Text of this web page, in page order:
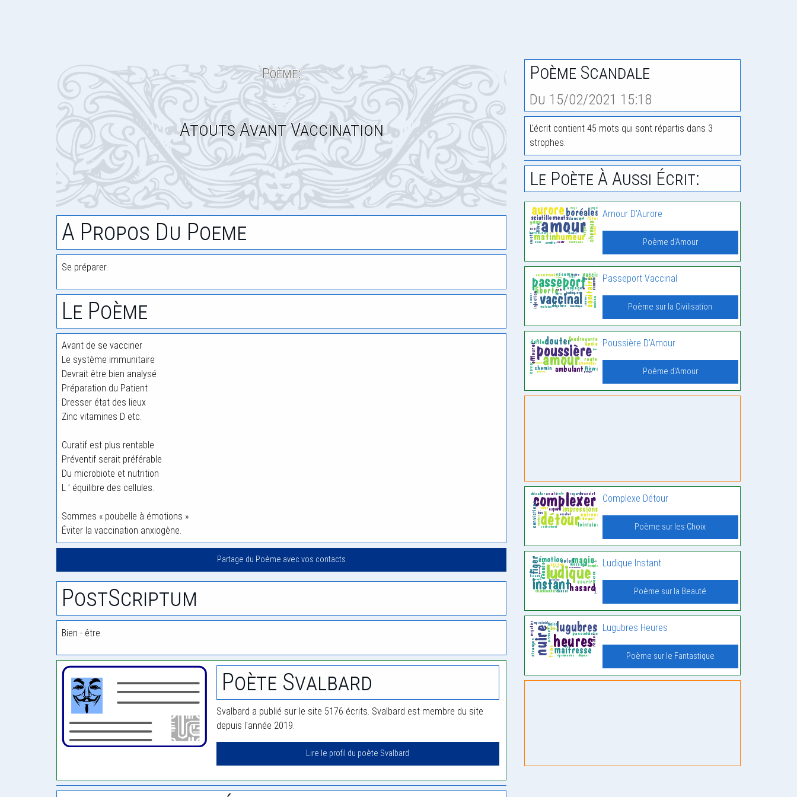
Poème:
Atouts Avant Vaccination
A Propos Du Poeme
Se préparer.
Le Poème
Avant de se vacciner
Le système immunitaire
Devrait être bien analysé
Préparation du Patient
Dresser état des lieux
Zinc vitamines D etc.
Curatif est plus rentable
Préventif serait préférable
Du microbiote et nutrition
L ’ équilibre des cellules.
Sommes « poubelle à émotions »
Éviter la vaccination anxiogène.
Partage du Poème avec vos contacts
PostScriptum
Bien - être.
Poète Svalbard
Svalbard a publié sur le site 5176 écrits. Svalbard est membre du site
depuis l'année 2019.
Lire le profil du poète Svalbard
Poème Scandale
Du 15/02/2021 15:18
L'écrit contient 45 mots qui sont répartis dans 3
strophes.
Le Poète À Aussi Écrit:
Amour D’Aurore
Poème d'Amour
Passeport Vaccinal
Poème sur la Civilisation
Poussière D’Amour
Poème d'Amour
Complexe Détour
Poème sur les Choix
Ludique Instant
Poème sur la Beauté
Lugubres Heures
Poème sur le Fantastique